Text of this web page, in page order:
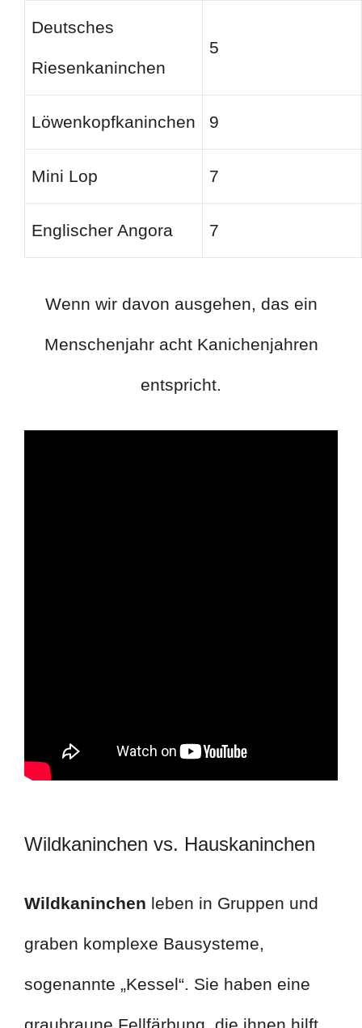
Deutsches
Riesenkaninchen
5
Löwenkopfkaninchen 9
Mini Lop 7
Englischer Angora 7
Wenn wir davon ausgehen, das ein
Menschenjahr acht Kanichenjahren
entspricht.
Wildkaninchen vs. Hauskaninchen
Wildkaninchen leben in Gruppen und
graben komplexe Bausysteme,
sogenannte „Kessel“. Sie haben eine
graubraune Fellfärbung, die ihnen hilft,